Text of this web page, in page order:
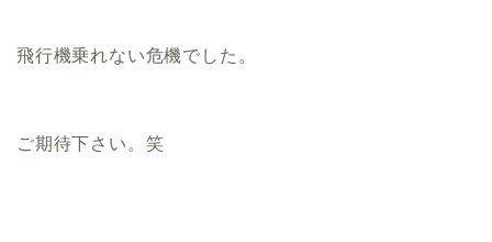
飛行機乗れない危機でした。
ご期待下さい。笑